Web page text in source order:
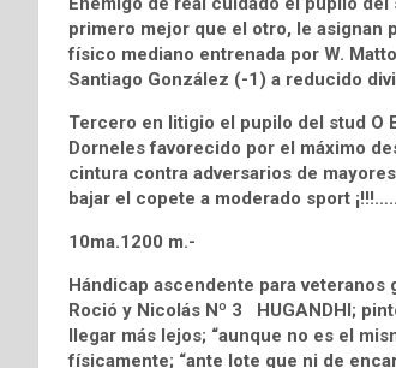
primero mejor que el otro, le asignan
físico mediano entrenada por W.
Santiago González (-1) a reducido
Tercero en litigio el pupilo del stud O
Dorneles favorecido por el máximo
cintura contra adversarios de mayores
bajar el copete a moderado sport
10ma.1200 m.-
Hándicap ascendente para
Roció y Nicolás Nº 3 HUGANDHI;
llegar más lejos; “aunque no es el
físicamente; “ante lote que ni de